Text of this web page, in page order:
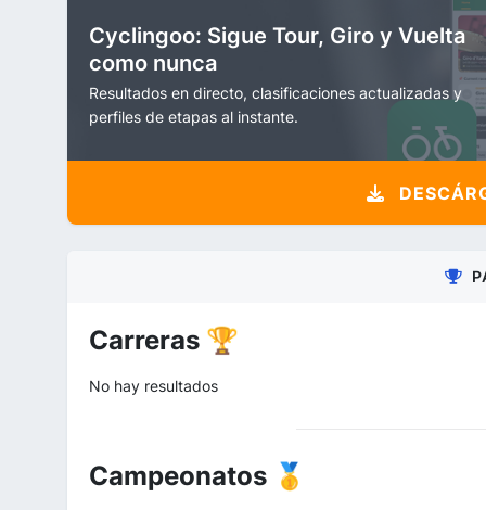
Cyclingoo: Sigue Tour, Giro y Vuelta
como nunca
Resultados en directo, clasificaciones actualizadas y
perfiles de etapas al instante.
Carreras 🏆
No hay resultados
Campeonatos 🥇